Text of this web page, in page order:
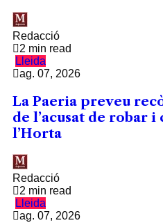
Redacció
2 min read
Lleida
ag. 07, 2026
La Paeria preveu
de l’acusat de robar i
l’Horta
Redacció
2 min read
Lleida
ag. 07, 2026